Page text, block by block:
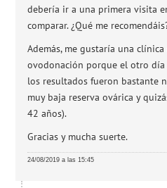
debería ir a una primera visita
comparar. ¿Qué me
Además, me gustaría una
ovodonación porque el otro
los resultados fueron bastante
muy baja reserva ovárica y
42 años).
Gracias y mucha suerte.
24/08/2019 a las 15:45